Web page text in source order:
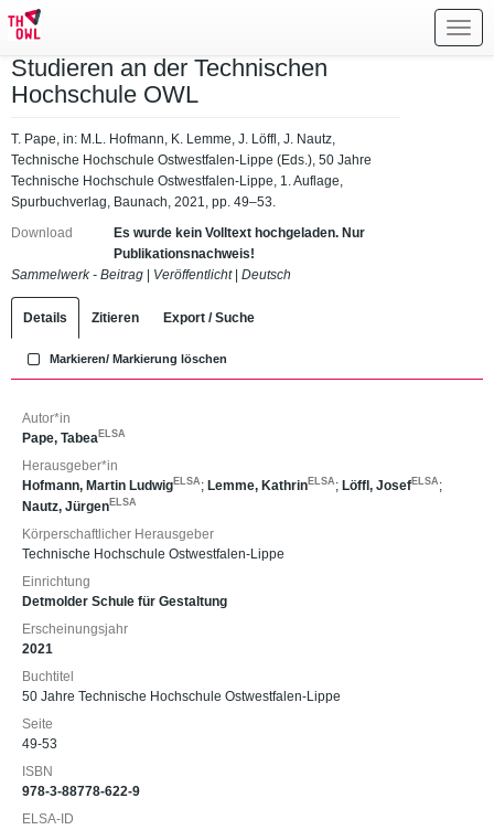
Studieren an der Technischen
Hochschule OWL
T. Pape, in: M.L. Hofmann, K. Lemme, J. Löffl, J. Nautz,
Technische Hochschule Ostwestfalen-Lippe (Eds.), 50 Jahre
Technische Hochschule Ostwestfalen-Lippe, 1. Auflage,
Spurbuchverlag, Baunach, 2021, pp. 49–53.
Download
Es wurde kein Volltext hochgeladen. Nur
Publikationsnachweis!
Sammelwerk - Beitrag
Veröffentlicht| Deutsch
Details Zitieren Export / Suche
Markieren/ Markierung löschen
Autor*in
Pape, Tabea ELSA
Herausgeber*in
Hofmann, Martin Ludwig ELSA ; Lemme, Kathrin ELSA ; Löffl, Josef ELSA ;
Nautz, Jürgen ELSA
Körperschaftlicher Herausgeber
Technische Hochschule Ostwestfalen-Lippe
Einrichtung
Detmolder Schule für Gestaltung
Erscheinungsjahr
2021
Buchtitel
50 Jahre Technische Hochschule Ostwestfalen-Lippe
Seite
49-53
ISBN
978-3-88778-622-9
ELSA-ID